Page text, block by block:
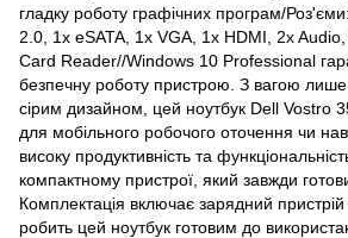
гладку роботу графічних програм/
2.0, 1x eSATA, 1x VGA, 1x HDMI, 2x
Card Reader//Windows 10 Professional
безпечну роботу пристрою. З вагою лише
сірим дизайном, цей ноутбук Dell Vostro
для мобільного робочого оточення чи
високу продуктивність та
компактному пристрої, який завжди
Комплектація включає зарядний
робить цей ноутбук готовим до